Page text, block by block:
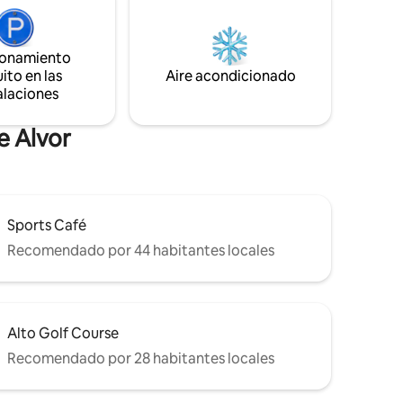
la vida
crear
y
bordo”
equipada para tus necesidades culinarias.
en las
Aire acondicionado
Alvor
Sports Café
Recomendado por 44 habitantes locales
Alto Golf Course
Recomendado por 28 habitantes locales